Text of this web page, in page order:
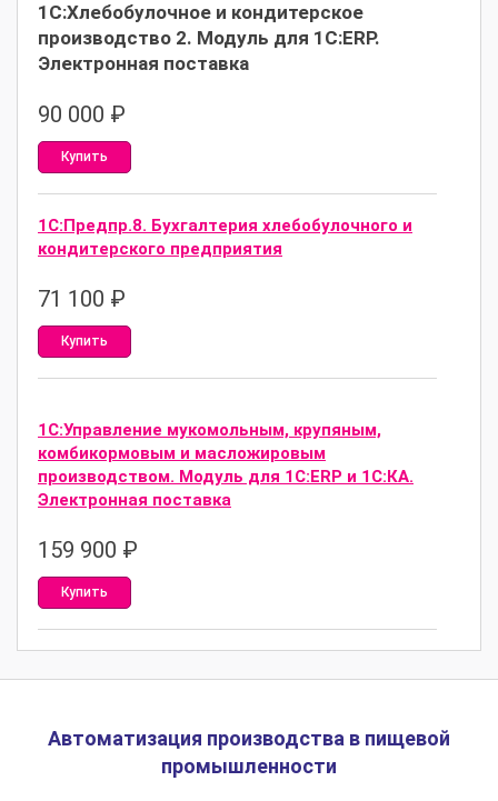
1С:Хлебобулочное и кондитерское
производство 2. Модуль для 1С:ERP.
Электронная поставка
90 000 ₽
Купить
1С:Предпр.8. Бухгалтерия хлебобулочного и
кондитерского предприятия
71 100 ₽
Купить
1С:Управление мукомольным, крупяным,
комбикормовым и масложировым
производством. Модуль для 1С:ERP и 1С:КА.
Электронная поставка
159 900 ₽
Купить
Автоматизация производства в пищевой
промышленности